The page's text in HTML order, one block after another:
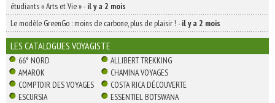
étudiants « Arts et Vie »-il y a 2 mois
Le modèle GreenGo : moins de carbone, plus de plaisir ! -il y a 2 mois
LES CATALOGUES VOYAGISTE
66° NORD
ALLIBERT TREKKING
AMAROK
CHAMINA VOYAGES
COMPTOIR DES VOYAGES
COSTA RICA DÉCOUVERTE
ESCURSIA
ESSENTIEL BOTSWANA